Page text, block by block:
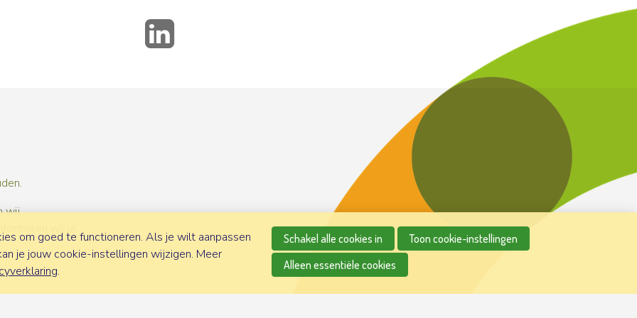
wij
om goed te functioneren. Als je wilt aanpassen
je jouw cookie-instellingen wijzigen. Meer
.
Schakel alle cookies in
Toon cookie-instellingen
Alleen essentiële cookies